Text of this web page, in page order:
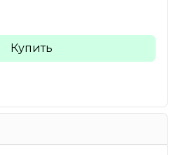
Купить